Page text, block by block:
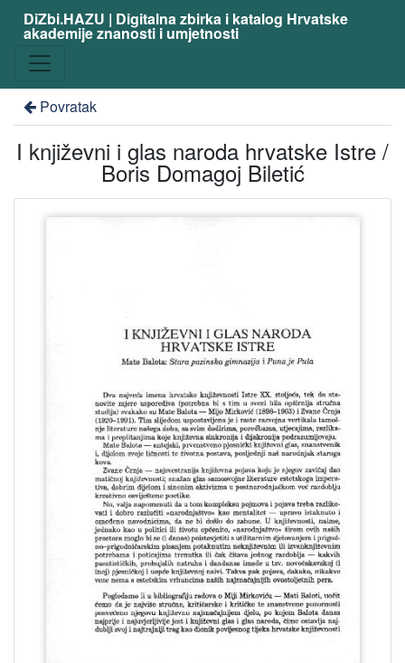
DiZbi.HAZU | Digitalna zbirka i katalog Hrvatske
akademije znanosti i umjetnosti
Povratak
I književni i glas naroda hrvatske Istre /
Boris Domagoj Biletić